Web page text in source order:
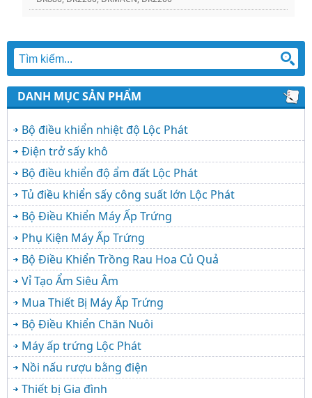
DANH MỤC SẢN PHẨM
Bộ điều khiển nhiệt độ Lộc Phát
Điện trở sấy khô
Bộ điều khiển độ ẩm đất Lộc Phát
Tủ điều khiển sấy công suất lớn Lộc Phát
Bộ Điều Khiển Máy Ấp Trứng
Phụ Kiện Máy Ấp Trứng
Bộ Điều Khiển Trồng Rau Hoa Củ Quả
Vỉ Tạo Ẩm Siêu Âm
Mua Thiết Bị Máy Ấp Trứng
Bộ Điều Khiển Chăn Nuôi
Máy ấp trứng Lộc Phát
Nồi nấu rượu bằng điện
Thiết bị Gia đình